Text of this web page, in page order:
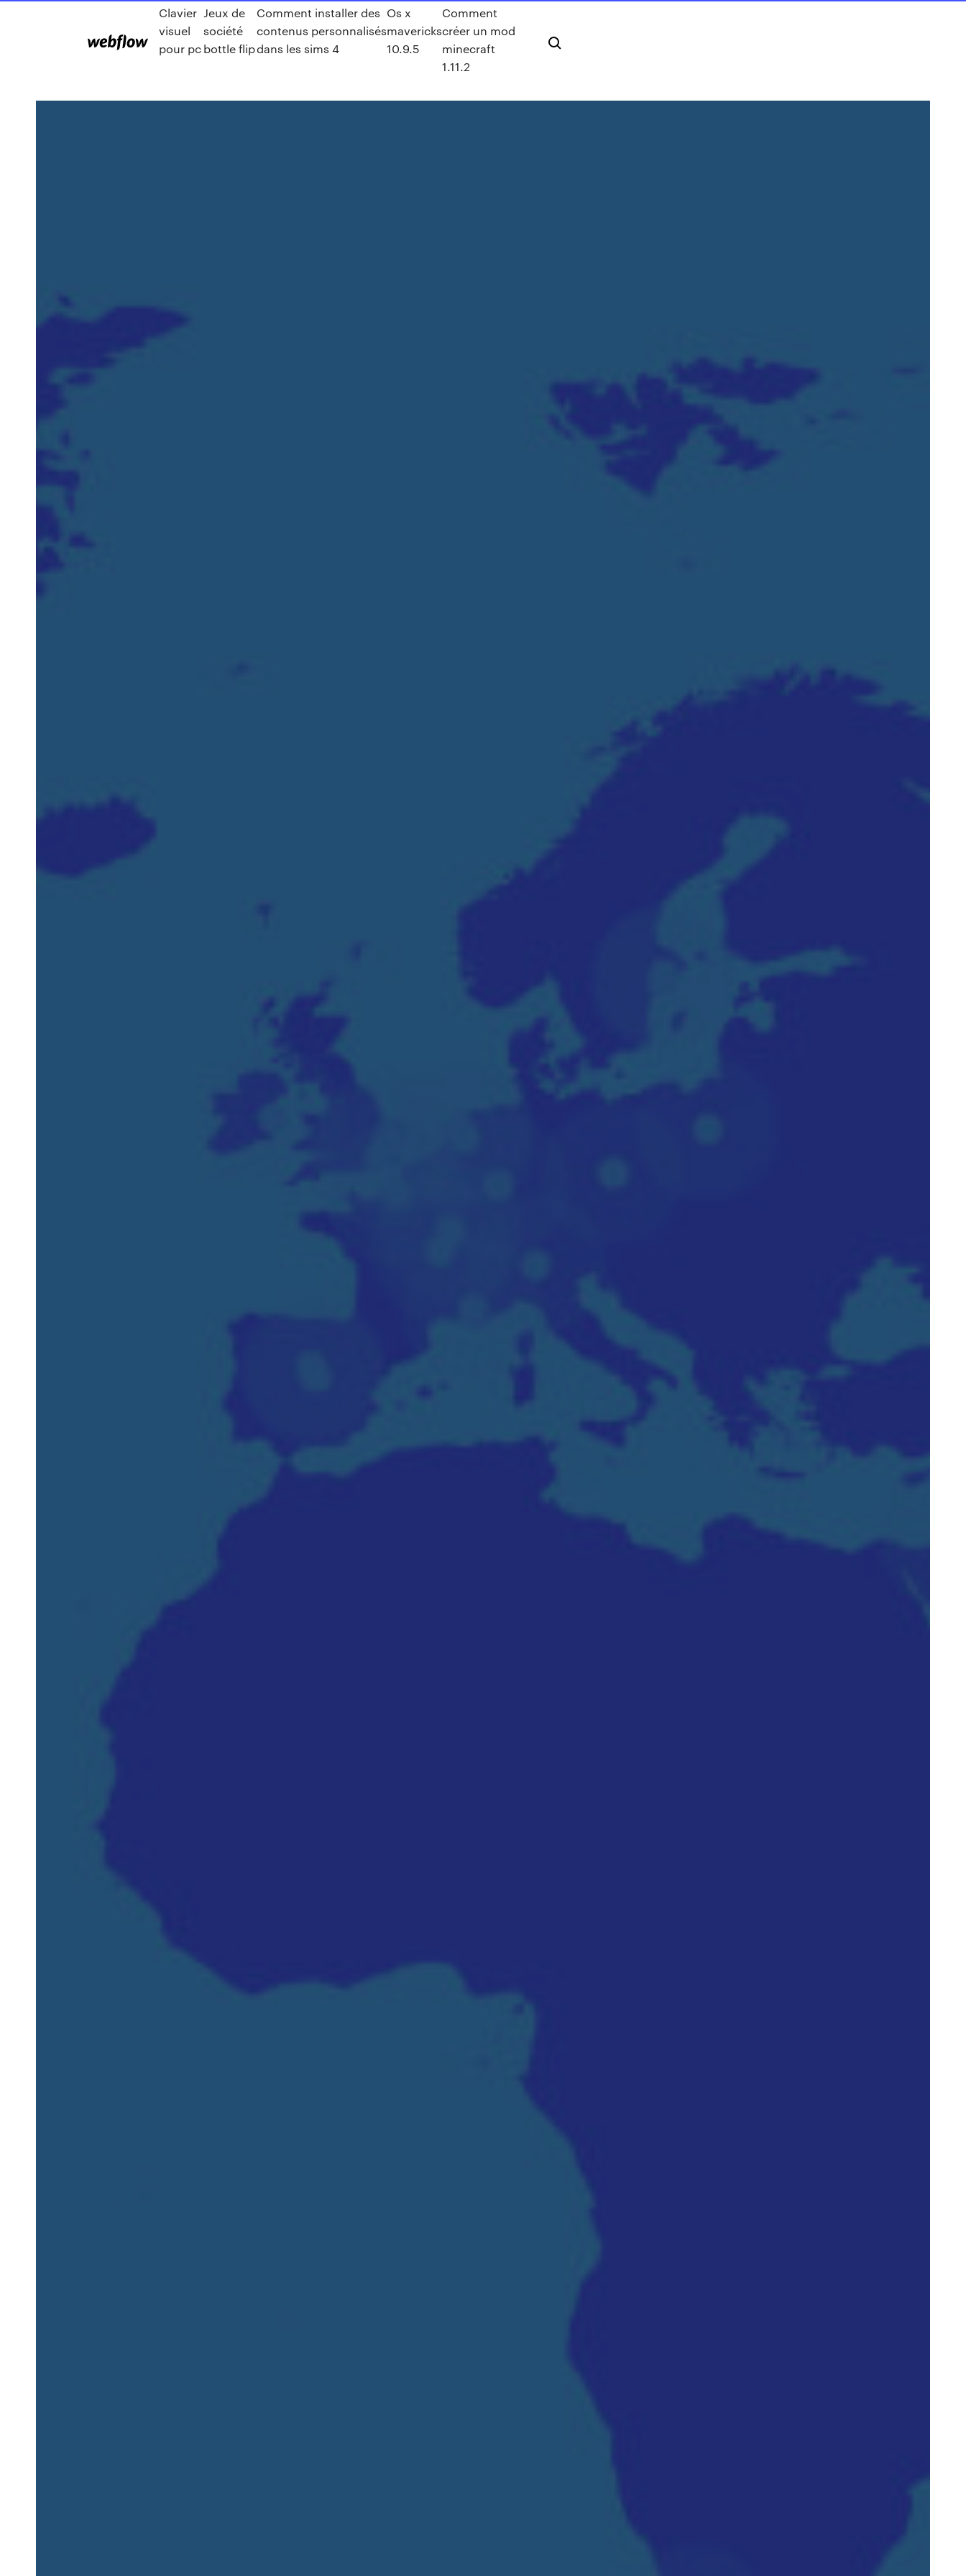
Clavier
visuel
pour pc
Jeux de
société
bottle flip
Comment installer des
contenus personnalisés
dans les sims 4
Os x
mavericks
10.9.5
Comment
créer un mod
minecraft
1.11.2